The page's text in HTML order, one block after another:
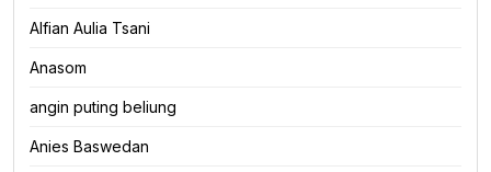
Alfian Aulia Tsani
Anasom
angin puting beliung
Anies Baswedan